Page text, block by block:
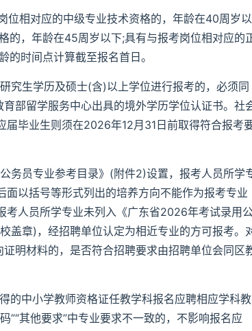
位相对应的中级专业技术资格的，年龄在40周岁以
的，年龄在45周岁以下;具有与报考岗位相对应的
时间点计算截至报名首日。
究生学历及硕士(含)以上学位进行报考的，必须同
部留学服务中心出具的境外学历学位认证书。社
毕业生则须在2026年12月31日前取得符合报考
务员专业参考目录》(附件2)设置，报考人员所学
以括号等形式列出的培养方向不能作为报考专业
考人员所学专业未列入《广东省2026年考试录用
盖章)，经招聘单位认定为相近专业的方可报考。
明材料的，是否符合招聘要求由招聘单位会同区
的中小学教师资格证任教学科报名应聘相应学科教
”“其他要求”中专业要求不一致的，不影响报名应